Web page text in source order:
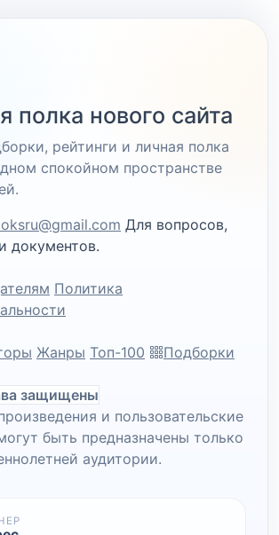
полка нового сайта
рейтинги и личная полка
спокойном пространстве
Для вопросов,
документов.
Политика
Жанры Топ-100
Подборки
защищены
и пользовательские
быть предназначены только
аудитории.